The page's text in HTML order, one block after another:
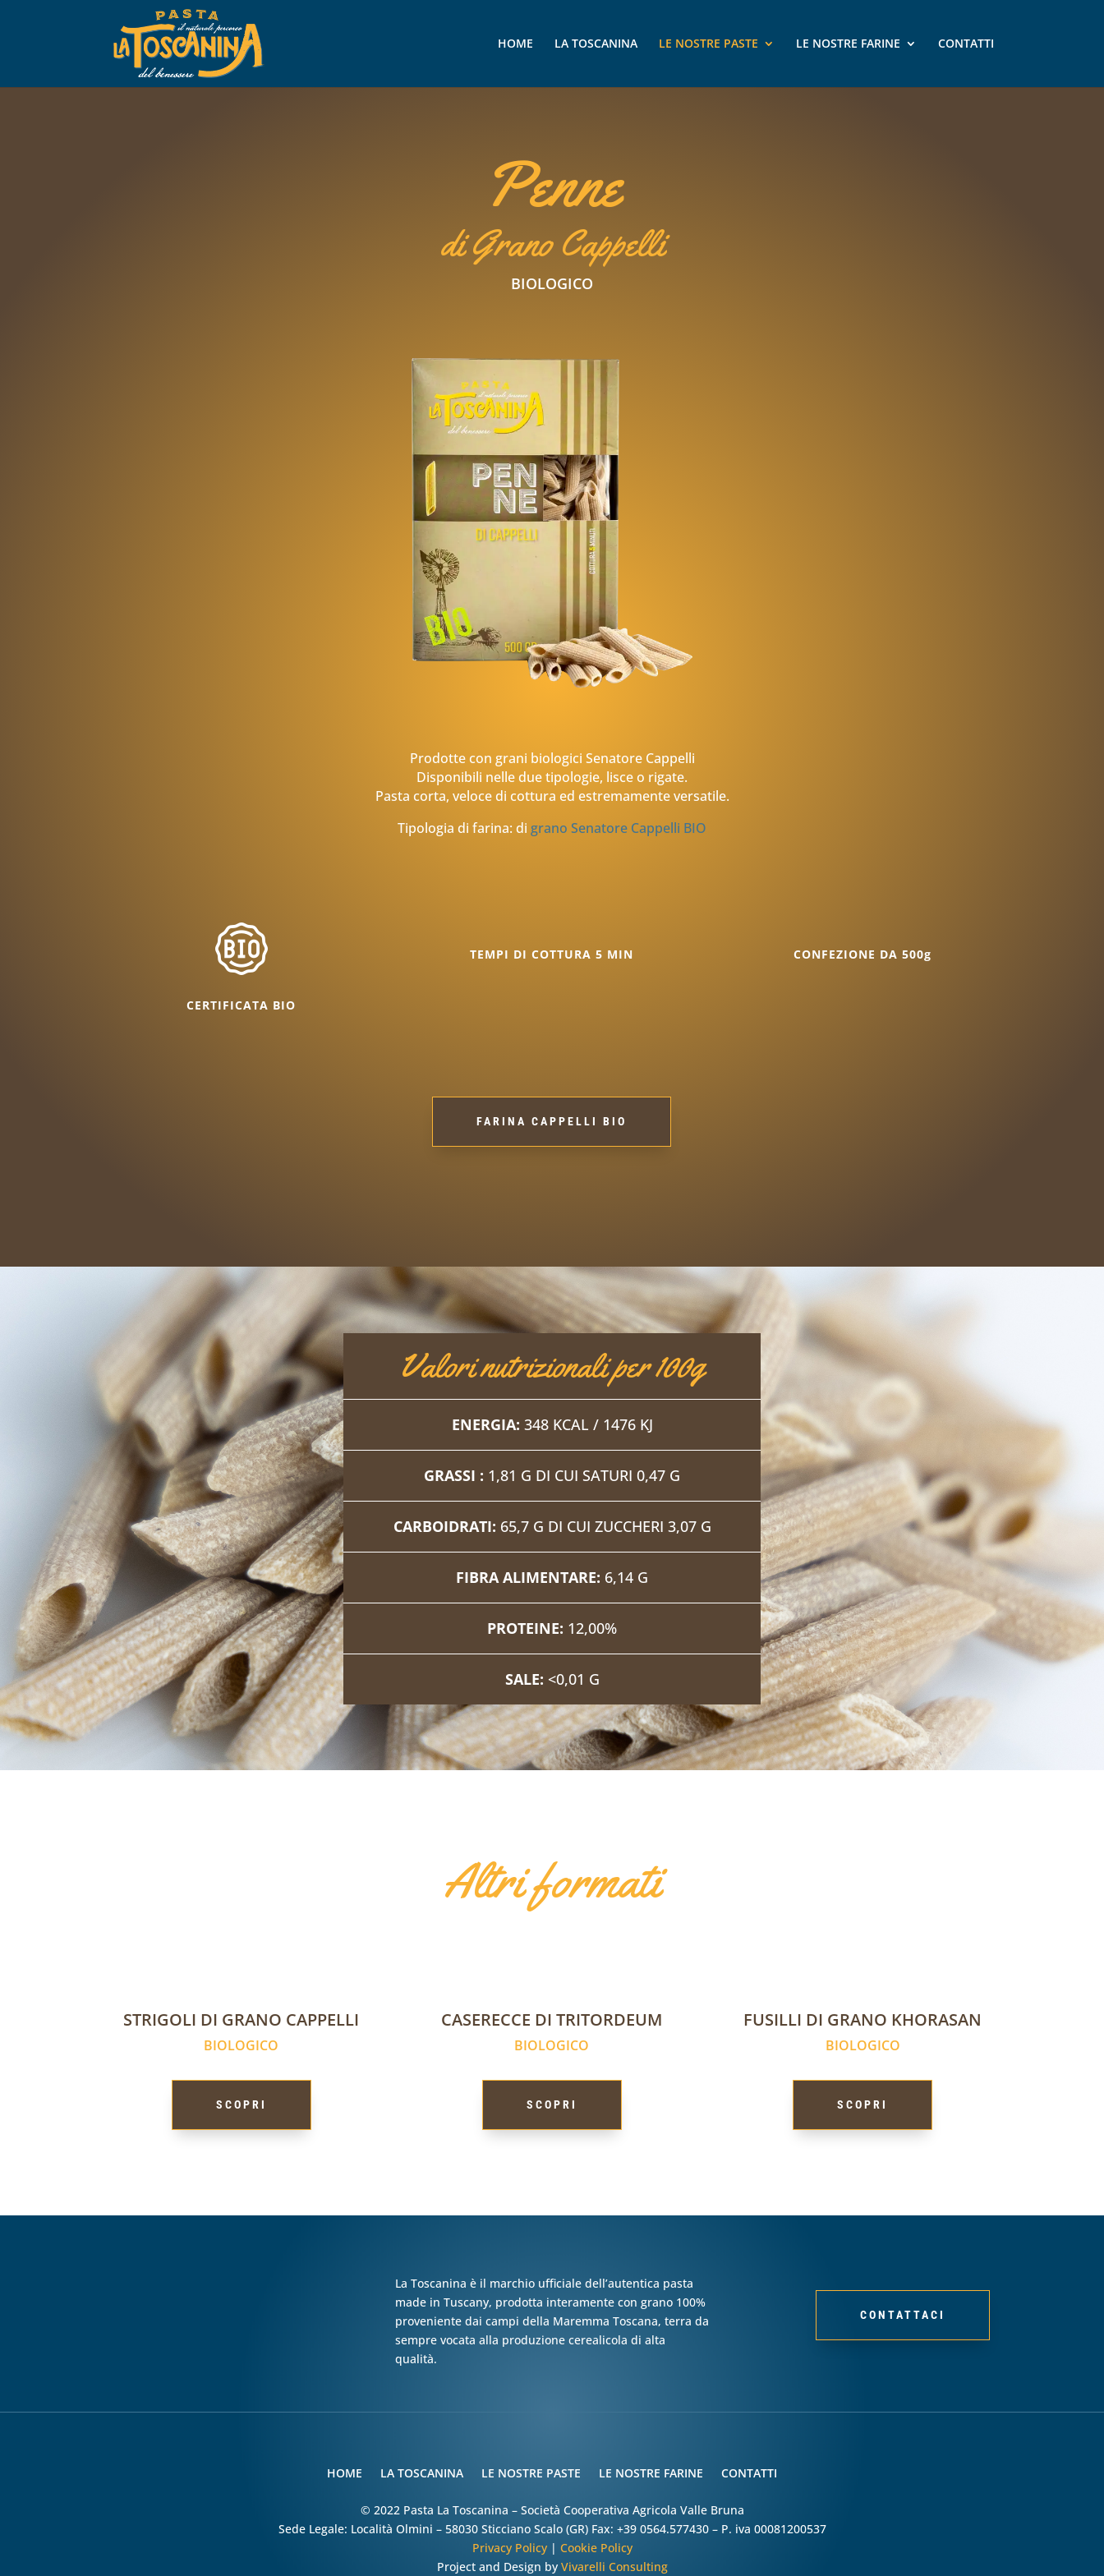
HOME LA TOSCANINA LE NOSTRE PASTE LE NOSTRE FARINE CONTATTI
Penne
di Grano Cappelli
BIOLOGICO
Prodotte con grani biologici Senatore Cappelli
Disponibili nelle due tipologie, lisce o rigate.
Pasta corta, veloce di cottura ed estremamente versatile.
Tipologia di farina: di grano Senatore Cappelli BIO
CERTIFICATA BIO
TEMPI DI COTTURA 5 MIN CONFEZIONE DA 500g
FARINA CAPPELLI BIO
Valori nutrizionali per 100g
ENERGIA: 348 KCAL / 1476 KJ
GRASSI : 1,81 G DI CUI SATURI 0,47 G
CARBOIDRATI: 65,7 G DI CUI ZUCCHERI 3,07 G
FIBRA ALIMENTARE: 6,14 G
PROTEINE: 12,00%
SALE: <0,01 G
Altri formati
STRIGOLI DI GRANO CAPPELLI
BIOLOGICO
SCOPRI
CASERECCE DI TRITORDEUM
BIOLOGICO
SCOPRI
FUSILLI DI GRANO KHORASAN
BIOLOGICO
SCOPRI
La Toscanina è il marchio ufficiale dell’autentica pasta
made in Tuscany, prodotta interamente con grano 100%
proveniente dai campi della Maremma Toscana, terra da
sempre vocata alla produzione cerealicola di alta
qualità.
CONTATTACI
HOME LA TOSCANINA LE NOSTRE PASTE LE NOSTRE FARINE CONTATTI
© 2022 Pasta La Toscanina – Società Cooperativa Agricola Valle Bruna
Sede Legale: Località Olmini – 58030 Sticciano Scalo (GR) Fax: +39 0564.577430 – P. iva 00081200537
Privacy Policy| Cookie Policy
Project and Design by Vivarelli Consulting